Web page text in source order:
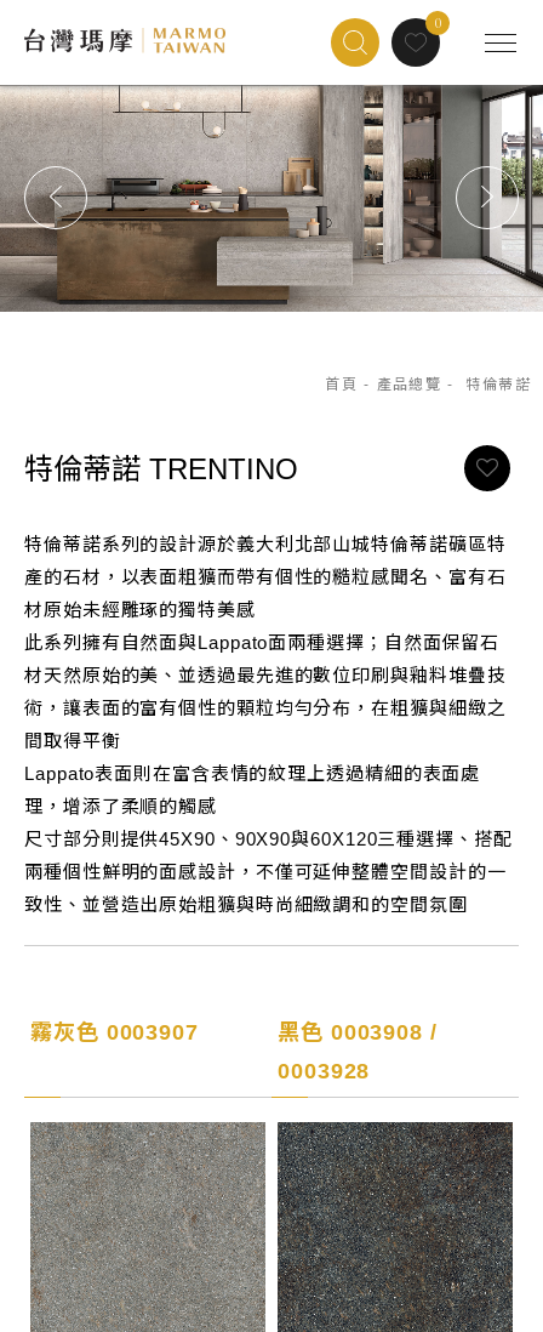
首頁 - 產品總覽 - 特倫蒂諾
特倫蒂諾 TRENTINO
特倫蒂諾系列的設計源於義大利北部山城特倫蒂諾礦區特
產的石材，以表面粗獷而帶有個性的糙粒感聞名、富有石
材原始未經雕琢的獨特美感
此系列擁有自然面與Lappato面兩種選擇；自然面保留石
材天然原始的美、並透過最先進的數位印刷與釉料堆疊技
術，讓表面的富有個性的顆粒均勻分布，在粗獷與細緻之
間取得平衡
Lappato表面則在富含表情的紋理上透過精細的表面處
理，增添了柔順的觸感
尺寸部分則提供45X90、90X90與60X120三種選擇、搭配
兩種個性鮮明的面感設計，不僅可延伸整體空間設計的一
致性、並營造出原始粗獷與時尚細緻調和的空間氛圍
霧灰色 0003907
黑色 0003908 /
0003928
0